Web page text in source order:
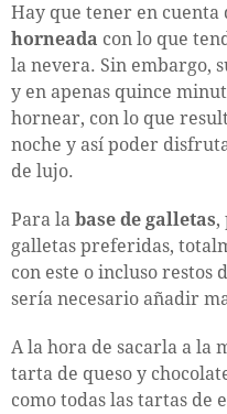
Hay que tener en cuenta
horneada con lo que
la nevera. Sin embargo,
y en apenas quince
hornear, con lo que
noche y así poder
de lujo.
Para la base de galletas,
galletas preferidas,
con este o incluso restos
sería necesario añadir
A la hora de sacarla a la
tarta de queso y
como todas las tartas de